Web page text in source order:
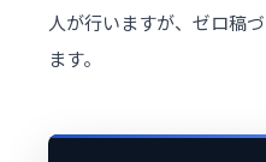
人が行いますが、ゼロ稿
ます。